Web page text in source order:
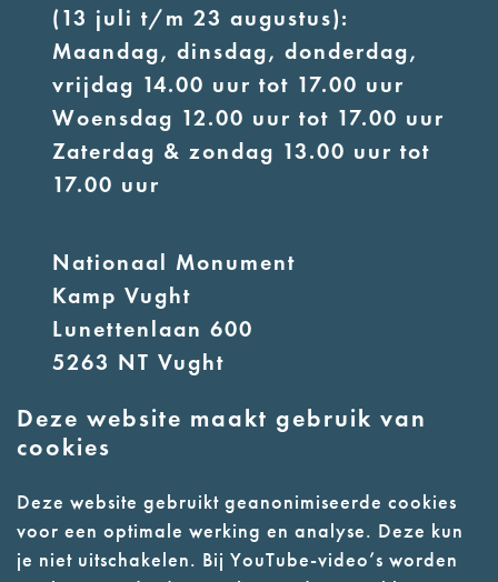
Deze website maakt gebruik van
cookies
Deze website gebruikt geanonimiseerde cookies
voor een optimale werking en analyse. Deze kun
je niet uitschakelen. Bij YouTube-video’s worden
(13 juli t/m 23 augustus):
Maandag, dinsdag, donderdag,
vrijdag 14.00 uur tot 17.00 uur
Woensdag 12.00 uur tot 17.00 uur
Zaterdag & zondag 13.00 uur tot
17.00 uur
Nationaal Monument
Kamp Vught
Lunettenlaan 600
5263 NT Vught
E:info@nmkampvught.nl
- Parkeer in de vakken of in de